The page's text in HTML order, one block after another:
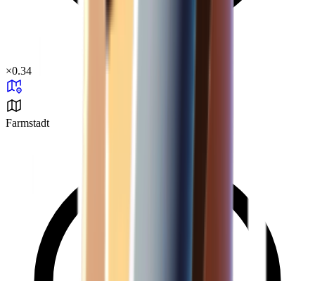
×0.34
Farmstadt